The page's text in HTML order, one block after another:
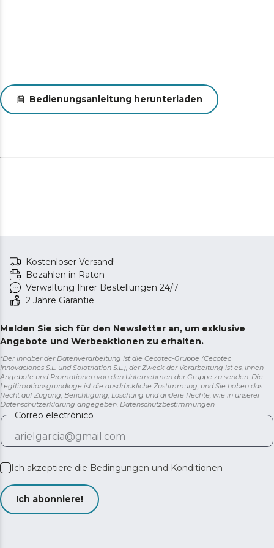
Bedienungsanleitung herunterladen
Kostenloser Versand!
Bezahlen in Raten
Verwaltung Ihrer Bestellungen 24/7
2 Jahre Garantie
Melden Sie sich für den Newsletter an, um exklusive
Angebote und Werbeaktionen zu erhalten.
*Der Inhaber der Datenverarbeitung ist die Cecotec-Gruppe (Cecotec
Innovaciones S.L. und Solotriatlon S.L.), der Zweck der Verarbeitung ist es, Ihnen
Angebote und Promotionen von den Unternehmen der Gruppe zu senden. Die
Legitimationsgrundlage ist die ausdrückliche Zustimmung, und Sie haben das
Recht auf Zugang, Berichtigung, Löschung und andere Rechte, wie in unserer
Datenschutzerklärung angegeben. Datenschutzbestimmungen
Correo electrónico
Ich akzeptiere die Bedingungen und Konditionen
Ich abonniere!